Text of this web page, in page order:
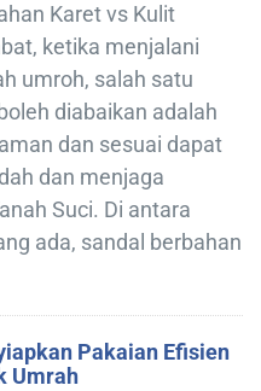
Karet vs Kulit
ketika menjalani
umroh, salah satu
diabaikan adalah
dan sesuai dapat
dan menjaga
Suci. Di antara
ada, sandal berbahan
Pakaian Efisien
Umrah